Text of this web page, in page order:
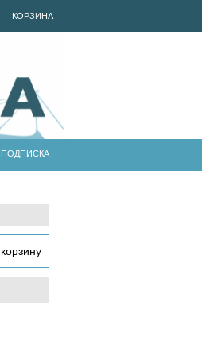
КОРЗИНА
ПОДПИСКА